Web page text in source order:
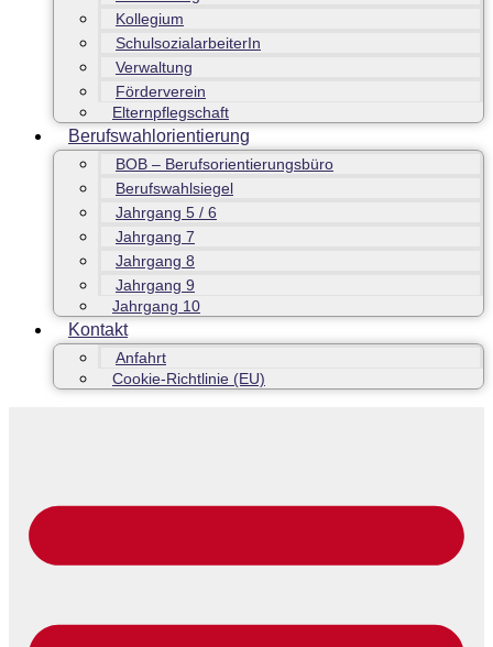
Kollegium
SchulsozialarbeiterIn
Verwaltung
Förderverein
Elternpflegschaft
Berufswahlorientierung
BOB – Berufsorientierungsbüro
Berufswahlsiegel
Jahrgang 5 / 6
Jahrgang 7
Jahrgang 8
Jahrgang 9
Jahrgang 10
Kontakt
Anfahrt
Cookie-Richtlinie (EU)